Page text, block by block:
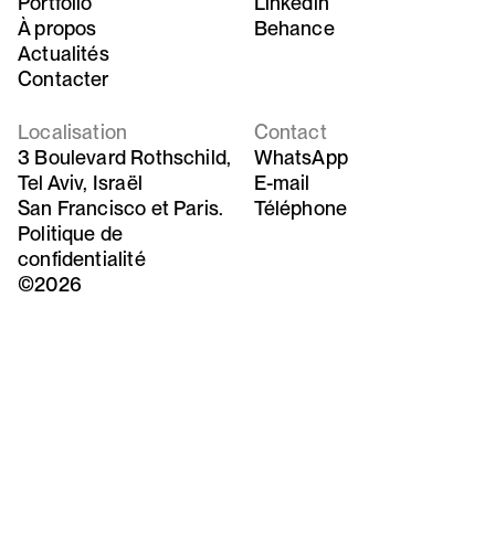
À propos
Actualités
Contacter
Behance
Localisation
3 Boulevard Rothschild,
Tel Aviv, Israël
San Francisco et Paris.
Contact
WhatsApp
E-mail
Téléphone
Politique de
confidentialité
©2026